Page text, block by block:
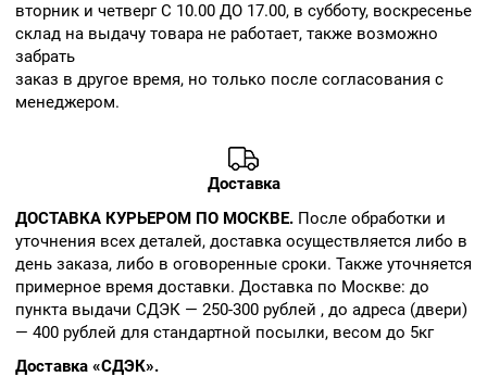
вторник и четверг С 10.00 ДО 17.00, в субботу, воскресенье
склад на выдачу товара не работает, также возможно
забрать
заказ в другое время, но только после согласования с
менеджером.
Доставка
ДОСТАВКА КУРЬЕРОМ ПО МОСКВЕ. После обработки и
уточнения всех деталей, доставка осуществляется либо в
день заказа, либо в оговоренные сроки. Также уточняется
примерное время доставки. Доставка по Москве: до
пункта выдачи СДЭК — 250-300 рублей , до адреса (двери)
— 400 рублей для стандартной посылки, весом до 5кг
Доставка «СДЭК».